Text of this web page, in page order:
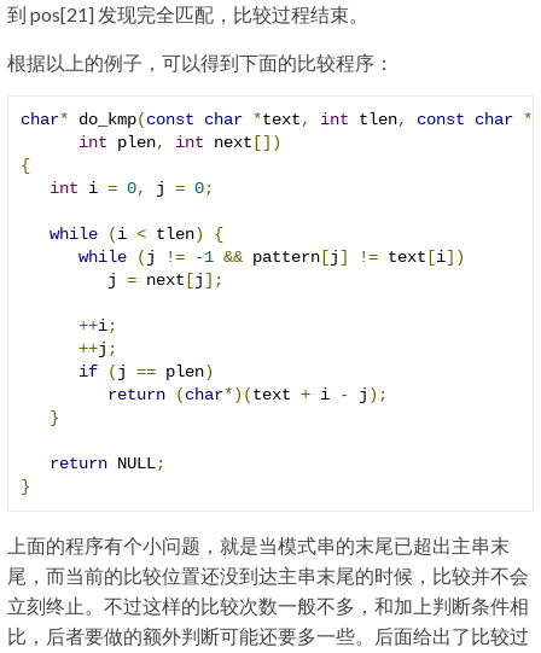
到 pos[21] 发现完全匹配，比较过程结束。
根据以上的例子，可以得到下面的比较程序：
char* do_kmp(const char *text, int tlen, const char *
int plen, int next [])
{
int i = 0, j = 0;
while (i < tlen)
{
while
(j != -1 && pattern [j] != text [i])
         j
= next [j];
++i;
++j ;
if
(j == plen)
return
(char*)(text + i - j );
}
return NULL;
}
上面的程序有个小问题，就是当模式串的末尾已超出主串末
尾，而当前的比较位置还没到达主串末尾的时候，比较并不会
立刻终止。不过这样的比较次数一般不多，和加上判断条件相
比，后者要做的额外判断可能还要多一些。后面给出了比较过